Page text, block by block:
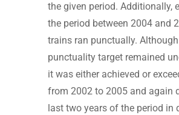
the given period. Additionally,
the period between 2004 and
trains ran punctually.
punctuality target remained
it was either achieved or
from 2002 to 2005 and again
last two years of the period in